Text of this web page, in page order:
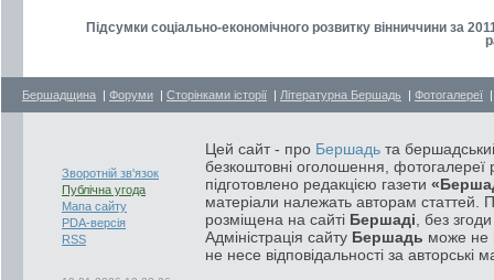
Підсумки соціально-економічного розвитку вінниччини за
Бершадщина | Форуми | Сторінками історії | Літературна Бершадь | Фотогалереї
Зворотній зв'язок
Публічна угода
Мапа сайту
PDA-версія
RSS
Цей сайт - про Бершадь та
безкоштовні оголошення, фотогалереї
підготовлено редакцією газети
матеріали належать авторам статтей.
розміщена на сайті Бершаді , без
Адміністрація сайту Бершадь може не
не несе відповідальності за авторські